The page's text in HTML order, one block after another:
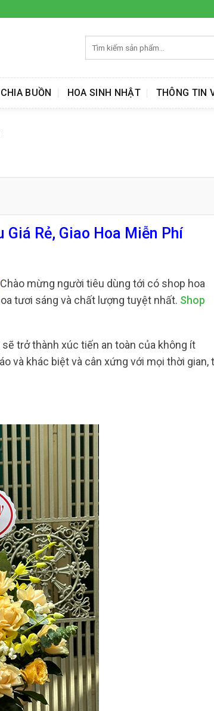
kiếm:
BUỒN HOA SINH NHẬT THÔNG TIN
Rẻ, Giao Hoa Miễn Phí
mừng người tiêu dùng tới có shop hoa
tươi sáng và chất lượng tuyệt nhất. Shop
trở thành xúc tiến an toàn của không ít
và khác biệt và cân xứng với mọi thời gian,